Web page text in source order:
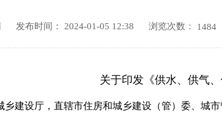
发布时间： 2024-01-05 12:38 浏览次数： 1484
关于印发《供水、供气
乡建设厅，直辖市住房和城乡建设（管）委、城